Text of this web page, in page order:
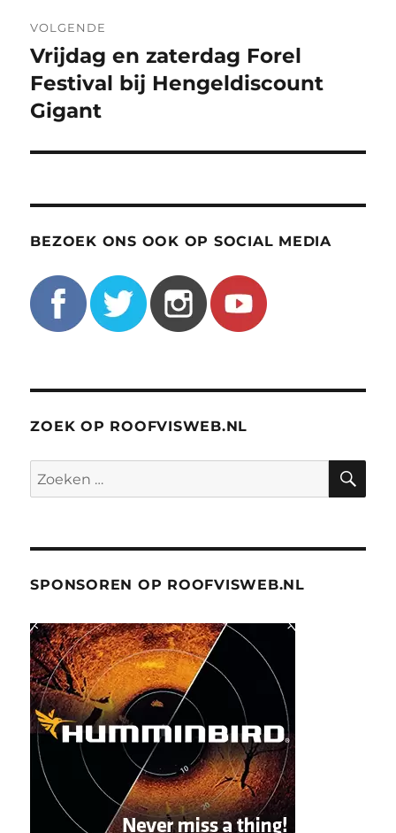
VOLGENDE
Volgend
bericht:
Vrijdag en zaterdag Forel
Festival bij Hengeldiscount
Gigant
BEZOEK ONS OOK OP SOCIAL MEDIA
ZOEK OP ROOFVISWEB.NL
Zoeken
naar:
SPONSOREN OP ROOFVISWEB.NL